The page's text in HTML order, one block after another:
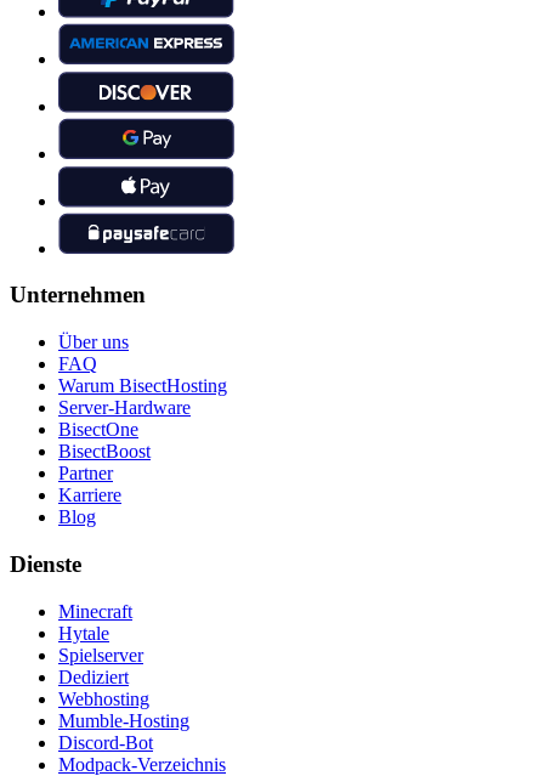
Unternehmen
Über uns
FAQ
Warum BisectHosting
Server-Hardware
BisectOne
BisectBoost
Partner
Karriere
Blog
Dienste
Minecraft
Hytale
Spielserver
Dediziert
Webhosting
Mumble-Hosting
Discord-Bot
Modpack-Verzeichnis